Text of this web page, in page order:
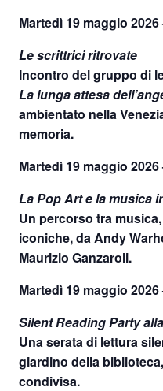
Martedì 19 maggio 2026
Le scrittrici ritrovate
Incontro del gruppo di
La lunga attesa
ambientato nella
memoria.
Martedì 19 maggio 2026
La Pop Art e la musica
Un percorso tra
iconiche, da Andy
Maurizio Ganzaroli.
Martedì 19 maggio 2026
Silent Reading Party
Una serata di lettura
giardino della
condivisa.